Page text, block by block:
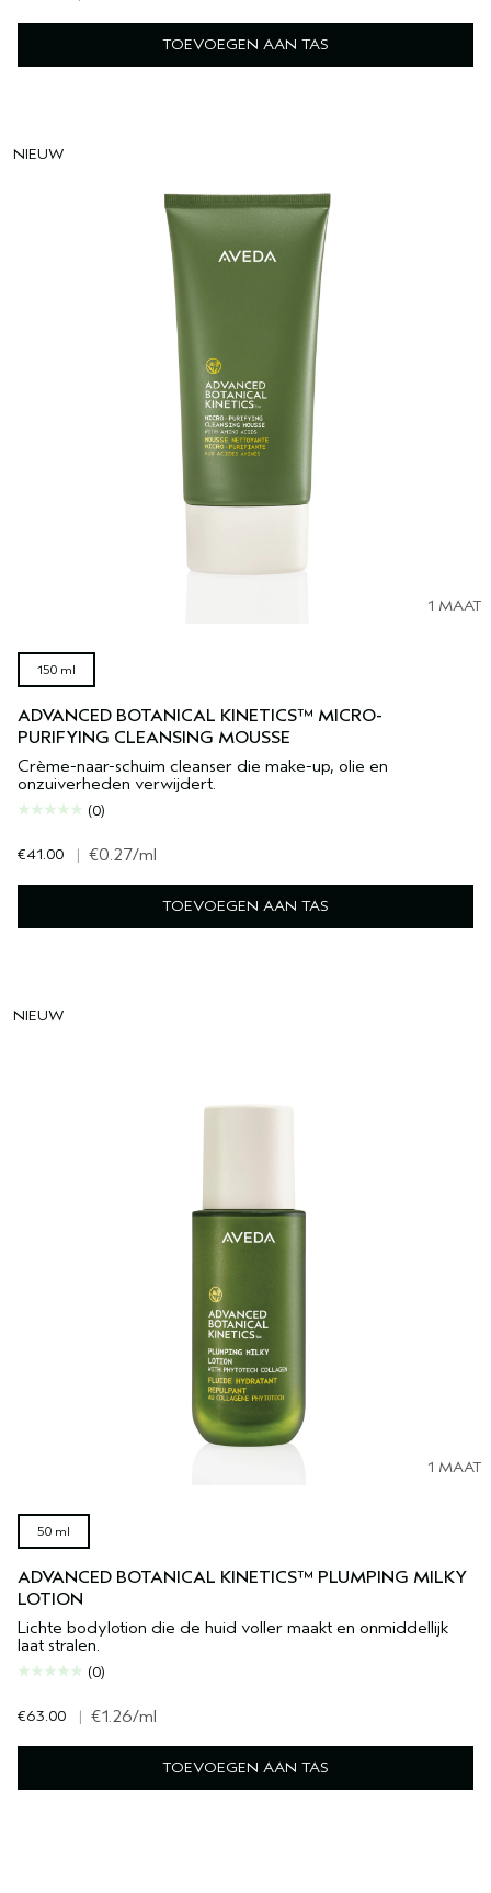
TOEVOEGEN AAN TAS
NIEUW
1 MAAT
150 ml
ADVANCED BOTANICAL KINETICS™ MICRO-
PURIFYING CLEANSING MOUSSE
Crème-naar-schuim cleanser die make-up, olie en
onzuiverheden verwijdert.
(0)
€41.00 | €0.27/ml
TOEVOEGEN AAN TAS
NIEUW
1 MAAT
50 ml
ADVANCED BOTANICAL KINETICS™ PLUMPING MILKY
LOTION
Lichte bodylotion die de huid voller maakt en onmiddellijk
laat stralen.
(0)
€63.00 | €1.26/ml
TOEVOEGEN AAN TAS